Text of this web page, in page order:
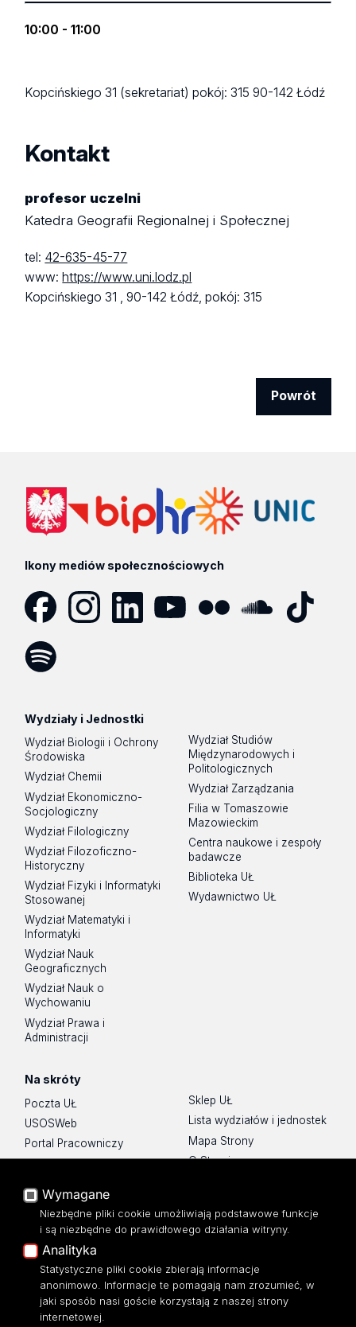
10:00 - 11:00
Kopcińskiego 31 (sekretariat)pokój: 31590-142 Łódź
Kontakt
profesor uczelni
Katedra Geografii Regionalnej i Społecznej
tel: 42-635-45-77
www: https://www.uni.lodz.pl
Kopcińskiego 31 ,90-142 Łódź,pokój: 315
Powrót
Ikony mediów społecznościowych
Wydziały i Jednostki
Wydział Biologii i Ochrony
Środowiska
Wydział Chemii
Wydział Ekonomiczno-
Socjologiczny
Wydział Filologiczny
Wydział Filozoficzno-
Historyczny
Wydział Fizyki i Informatyki
Stosowanej
Wydział Matematyki i
Informatyki
Wydział Nauk
Geograficznych
Wydział Nauk o
Wychowaniu
Wydział Prawa i
Administracji
Wydział Studiów
Międzynarodowych i
Politologicznych
Wydział Zarządzania
Filia w Tomaszowie
Mazowieckim
Centra naukowe i zespoły
badawcze
Biblioteka UŁ
Wydawnictwo UŁ
Na skróty
Poczta UŁ
USOSWeb
Portal Pracowniczy
Baza Aktów Własnych
Moodle
Eksperci UŁ
Polityka Prywatności
Dostępność
Sklep UŁ
Lista wydziałów i jednostek
Mapa Strony
O Stronie
Wymagane
Niezbędne pliki cookie umożliwiają podstawowe funkcje
i są niezbędne do prawidłowego działania witryny.
Analityka
Statystyczne pliki cookie zbierają informacje
anonimowo. Informacje te pomagają nam zrozumieć, w
jaki sposób nasi goście korzystają z naszej strony
internetowej.